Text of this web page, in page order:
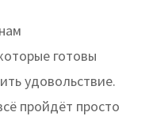
готовы
удовольствие.
пройдёт просто